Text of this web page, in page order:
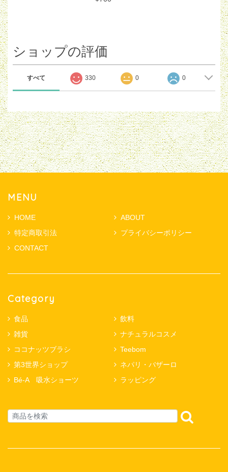
ショップの評価
すべて 330 0 0
MENU
HOME
ABOUT
特定商取引法
プライバシーポリシー
CONTACT
Category
食品
飲料
雑貨
ナチュラルコスメ
ココナッツブラシ
Teebom
第3世界ショップ
ネパリ・バザーロ
Bé-A 吸水ショーツ
ラッピング